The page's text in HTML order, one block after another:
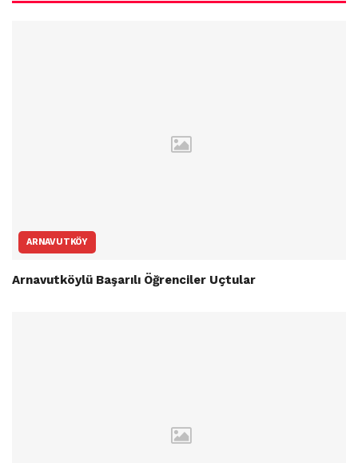
ARNAVUTKÖY
Arnavutköylü Başarılı Öğrenciler Uçtular